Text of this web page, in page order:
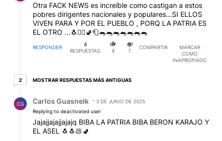
Otra FACK NEWS es increíble como castigan a estos
pobres dirigentes nacionales y populares...SI ELLOS
VIVEN PARA Y POR EL PUEBLO , PORQ LA PATRIA ES
EL OTRO ...🐧✌🏻🚽🧻🐀🐀🐀🐀🐀🐀🐀
RESPONDER
4
RESPUESTAS
4 1
COMPARTIR
MARCAR
COMO
INAPROPIADO
22 respuestas más antiguas
MOSTRAR RESPUESTAS MÁS ANTIGUAS
CG Carlos Guasneik
3 DE JUNIO DE 2025
Replying to deactivated user
Jajajjajajjajajq BIBA LA PATRIA BIBA BERON KARAJO Y
EL ASEL 🐧🐧💩🚽